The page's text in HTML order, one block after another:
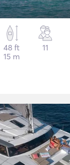
48 ft
15 m
11